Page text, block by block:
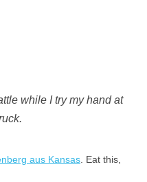
while I try my hand at
aus Kansas . Eat this,